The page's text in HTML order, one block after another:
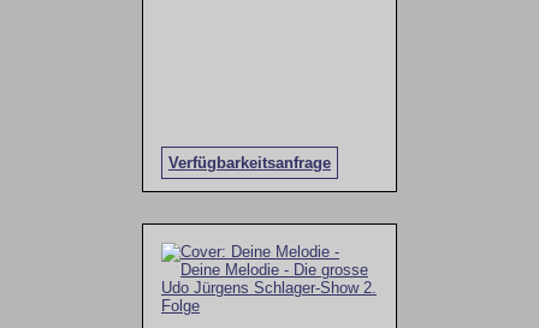
Verfügbarkeitsanfrage